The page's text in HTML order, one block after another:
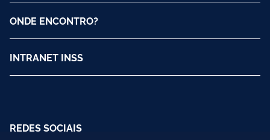
ONDE ENCONTRO?
INTRANET INSS
REDES SOCIAIS